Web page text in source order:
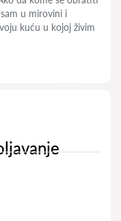
u mirovini i
kuću u kojoj živim